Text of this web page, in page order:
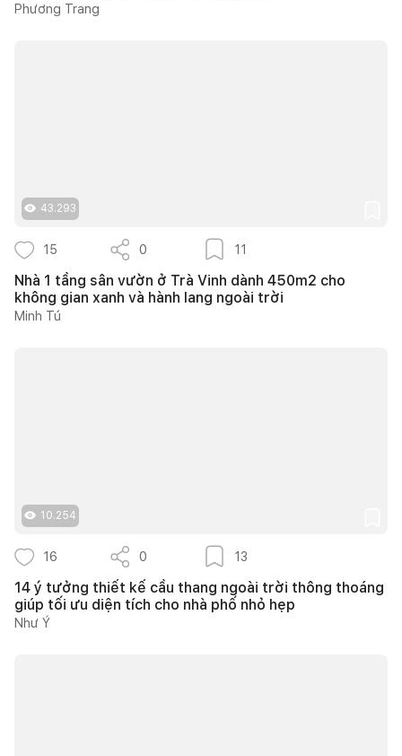
Phương Trang
43.293
15 0 11
Nhà 1 tầng sân vườn ở Trà Vinh dành 450m2 cho
không gian xanh và hành lang ngoài trời
Minh Tú
10.254
16 0 13
14 ý tưởng thiết kế cầu thang ngoài trời thông thoáng
giúp tối ưu diện tích cho nhà phố nhỏ hẹp
Như Ý